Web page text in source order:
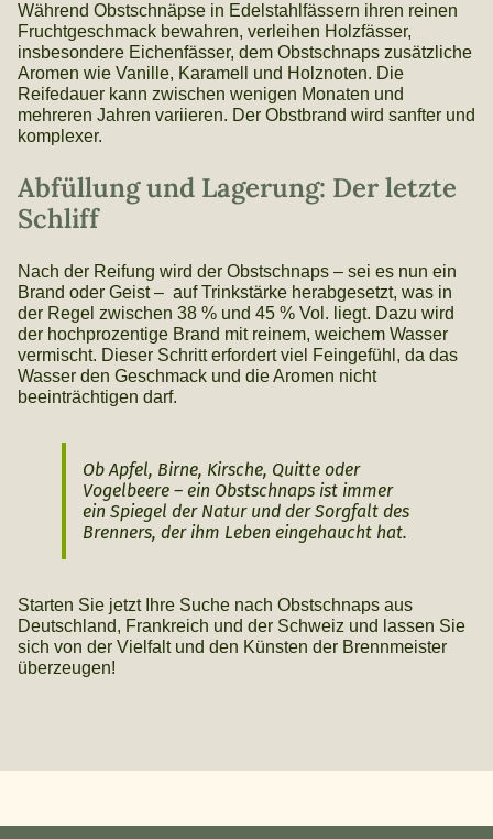
Während Obstschnäpse in Edelstahlfässern ihren reinen
Fruchtgeschmack bewahren, verleihen Holzfässer,
insbesondere Eichenfässer, dem Obstschnaps zusätzliche
Aromen wie Vanille, Karamell und Holznoten. Die
Reifedauer kann zwischen wenigen Monaten und
mehreren Jahren variieren. Der Obstbrand wird sanfter und
komplexer.
Abfüllung und Lagerung: Der letzte
Schliff
Nach der Reifung wird der Obstschnaps – sei es nun ein
Brand oder Geist – auf Trinkstärke herabgesetzt, was in
der Regel zwischen 38 % und 45 % Vol. liegt. Dazu wird
der hochprozentige Brand mit reinem, weichem Wasser
vermischt. Dieser Schritt erfordert viel Feingefühl, da das
Wasser den Geschmack und die Aromen nicht
beeinträchtigen darf.
Ob Apfel, Birne, Kirsche, Quitte oder
Vogelbeere – ein Obstschnaps ist immer
ein Spiegel der Natur und der Sorgfalt des
Brenners, der ihm Leben eingehaucht hat.
Starten Sie jetzt Ihre Suche nach Obstschnaps aus
Deutschland, Frankreich und der Schweiz und lassen Sie
sich von der Vielfalt und den Künsten der Brennmeister
überzeugen!